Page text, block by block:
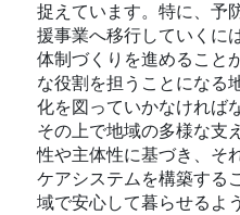
捉えています。特に、予
援事業へ移行していくに
体制づくりを進めること
な役割を担うことになる
化を図っていかなければ
その上で地域の多様な支
性や主体性に基づき、そ
ケアシステムを構築する
域で安心して暮らせるよ